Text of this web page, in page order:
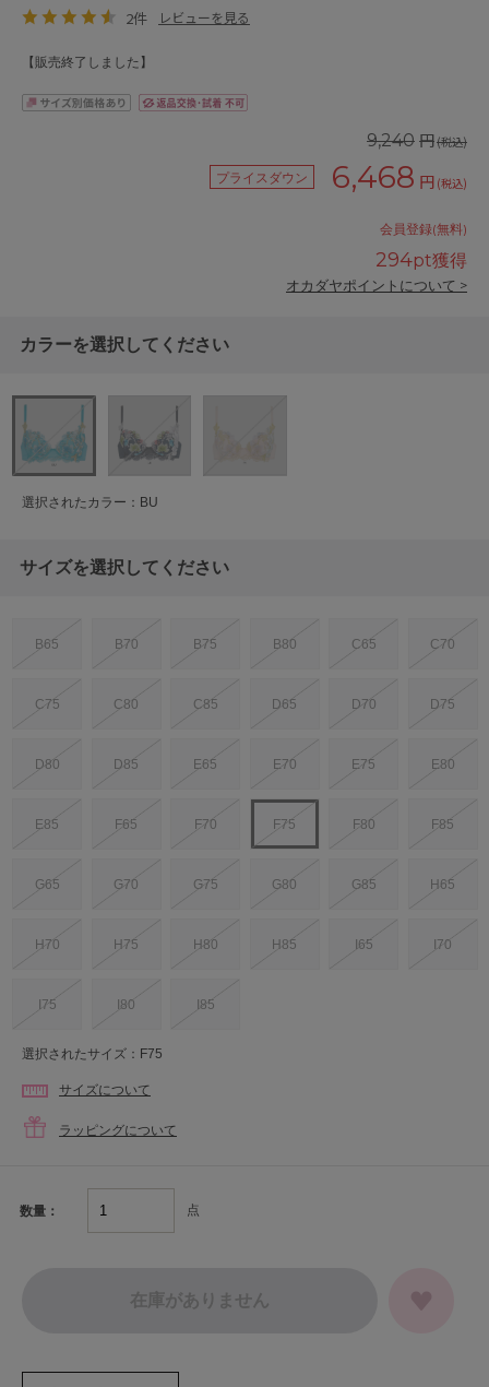
2件 レビューを見る
【販売終了しました】
9,240 円(税込)
プライスダウン 6,468 円 (税込)
会員登録(無料)
294pt獲得
オカダヤポイントについて >
カラーを選択してください
選択されたカラー：BU
サイズを選択してください
B65 B70 B75 B80 C65 C70
C75 C80 C85 D65 D70 D75
D80 D85 E65 E70 E75 E80
E85 F65 F70 F75 F80 F85
G65 G70 G75 G80 G85 H65
H70 H75 H80 H85 I65 I70
I75 I80 I85
選択されたサイズ：F75
サイズについて
ラッピングについて
数量： 点
在庫がありません